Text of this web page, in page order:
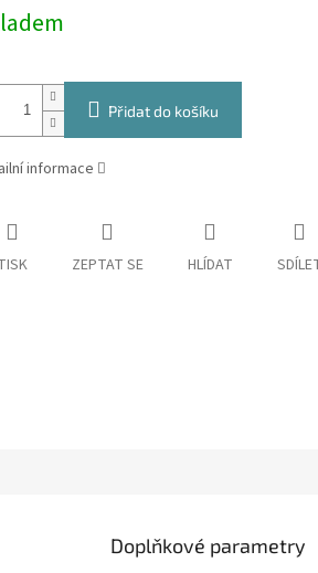
Přidat do košíku
informace
ZEPTAT SE HLÍDAT
Doplňkové parametry